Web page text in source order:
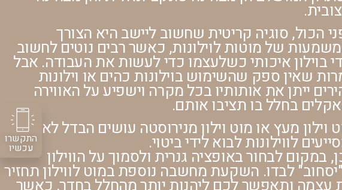
התקשרו
עכשיו
הכול, סוגיה קריטית שחשוב ליישב היא הצורך
של מוטות לוילונות, כאשר רבים נוטים לחשוב
בוילון איכותי כשלעצמו כדי לעשות את העבודה. אבל
שאין ספק שהשימוש בוילונות כהים או וילונות
ייתן את אותותיו בכל מקרה וישפיע על האווירה
בחלל בו תציבו אותם.
וילון מעץ או מוט וילון מנירוסטה עושים הבדל לא פחות
לווילונות לבוא לידי ביטוי.
במקום לבחור באופציה גנרית ולסמוך על הווילון
לבדו. השקעת מחשבה נוספת במוט לווילון תחזיר